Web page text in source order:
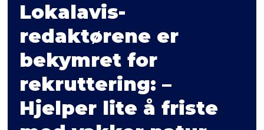
Lokalavis­
redaktørene er
bekymret for
rekruttering: –
Hjelper lite å friste